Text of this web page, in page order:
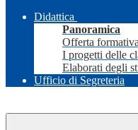
Didattica
Panoramica
Offerta formativa
I progetti delle
Elaborati degli
Ufficio di Segreteria